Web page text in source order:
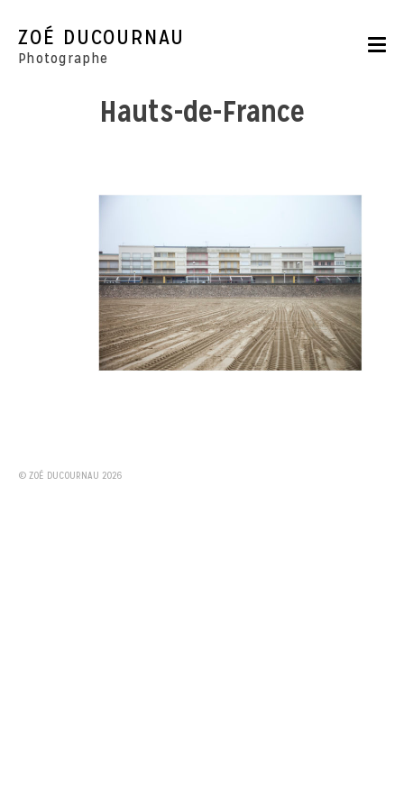
to
content
ZOÉ DUCOURNAU
Photographe
Hauts-de-France
Portraits
CONTACT
BOUTIQUE
© ZOÉ DUCOURNAU 2026